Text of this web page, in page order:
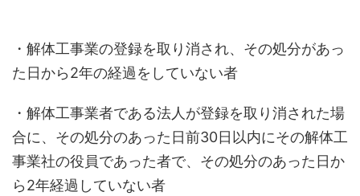
・解体工事業の登録を取り消され、その処分があっ
た日から2年の経過をしていない者
・解体工事業者である法人が登録を取り消された場
合に、その処分のあった日前30日以内にその解体工
事業社の役員であった者で、その処分のあった日か
ら2年経過していない者